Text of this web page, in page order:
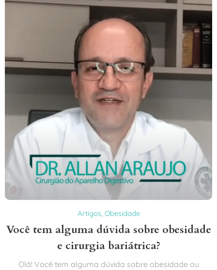
Artigos, Obesidade
Você tem alguma dúvida sobre obesidade
e cirurgia bariátrica?
Olá! Você tem alguma dúvida sobre obesidade ou